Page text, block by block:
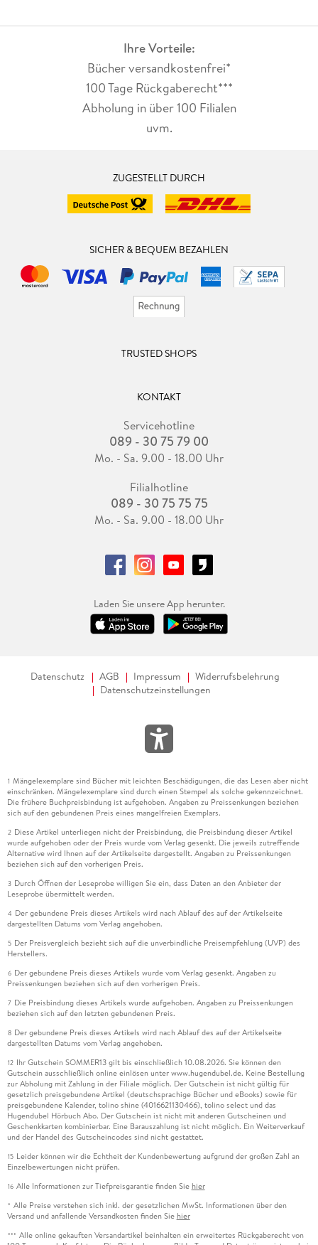
Ihre Vorteile:
Bücher versandkostenfrei*
100 Tage Rückgaberecht***
Abholung in über 100 Filialen
uvm.
ZUGESTELLT DURCH
SICHER & BEQUEM BEZAHLEN
TRUSTED SHOPS
KONTAKT
Servicehotline
089 - 30 75 79 00
Mo. - Sa. 9.00 - 18.00 Uhr
Filialhotline
089 - 30 75 75 75
Mo. - Sa. 9.00 - 18.00 Uhr
Laden Sie unsere App herunter.
Datenschutz AGB Impressum
Widerrufsbelehrung
Datenschutzeinstellungen
1 Mängelexemplare sind Bücher mit leichten Beschädigungen, die das Lesen aber nicht
einschränken. Mängelexemplare sind durch einen Stempel als solche gekennzeichnet.
Die frühere Buchpreisbindung ist aufgehoben. Angaben zu Preissenkungen beziehen
sich auf den gebundenen Preis eines mangelfreien Exemplars.
2 Diese Artikel unterliegen nicht der Preisbindung, die Preisbindung dieser Artikel
wurde aufgehoben oder der Preis wurde vom Verlag gesenkt. Die jeweils zutreffende
Alternative wird Ihnen auf der Artikelseite dargestellt. Angaben zu Preissenkungen
beziehen sich auf den vorherigen Preis.
3 Durch Öffnen der Leseprobe willigen Sie ein, dass Daten an den Anbieter der
Leseprobe übermittelt werden.
4 Der gebundene Preis dieses Artikels wird nach Ablauf des auf der Artikelseite
dargestellten Datums vom Verlag angehoben.
5 Der Preisvergleich bezieht sich auf die unverbindliche Preisempfehlung (UVP) des
Herstellers.
6 Der gebundene Preis dieses Artikels wurde vom Verlag gesenkt. Angaben zu
Preissenkungen beziehen sich auf den vorherigen Preis.
7 Die Preisbindung dieses Artikels wurde aufgehoben. Angaben zu Preissenkungen
beziehen sich auf den letzten gebundenen Preis.
8 Der gebundene Preis dieses Artikels wird nach Ablauf des auf der Artikelseite
dargestellten Datums vom Verlag angehoben.
12 Ihr Gutschein SOMMER13 gilt bis einschließlich 10.08.2026. Sie können den
Gutschein ausschließlich online einlösen unter www.hugendubel.de. Keine Bestellung
zur Abholung mit Zahlung in der Filiale möglich. Der Gutschein ist nicht gültig für
gesetzlich preisgebundene Artikel (deutschsprachige Bücher und eBooks) sowie für
preisgebundene Kalender, tolino shine (4016621130466), tolino select und das
Hugendubel Hörbuch Abo. Der Gutschein ist nicht mit anderen Gutscheinen und
Geschenkkarten kombinierbar. Eine Barauszahlung ist nicht möglich. Ein Weiterverkauf
und der Handel des Gutscheincodes sind nicht gestattet.
15 Leider können wir die Echtheit der Kundenbewertung aufgrund der großen Zahl an
Einzelbewertungen nicht prüfen.
16 Alle Informationen zur Tiefpreisgarantie finden Sie hier
* Alle Preise verstehen sich inkl. der gesetzlichen MwSt. Informationen über den
Versand und anfallende Versandkosten finden Sie hier
*** Alle online gekauften Versandartikel beinhalten ein erweitertes Rückgaberecht von